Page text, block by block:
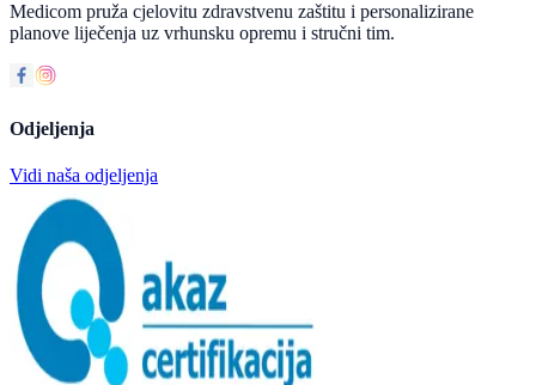
Medicom pruža cjelovitu zdravstvenu zaštitu i personalizirane
planove liječenja uz vrhunsku opremu i stručni tim.
Odjeljenja
Vidi naša odjeljenja